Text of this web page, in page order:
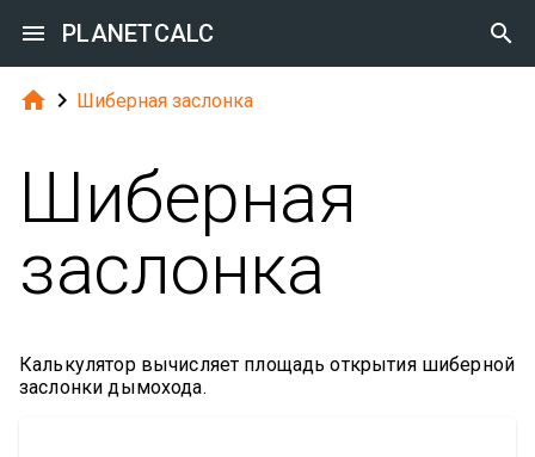
 PLANETCALC 
  Шиберная заслонка
Шиберная
заслонка
Калькулятор вычисляет площадь открытия шиберной
заслонки дымохода.